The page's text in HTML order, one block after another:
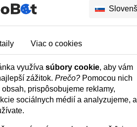
UŽITOČNÉ
Doprava a
Obchodné
Zásady
Viac o cookies
využíva súbory cookie, aby vám
zážitok. Prečo? Pomocou nich
prispôsobujeme reklamy,
sociálnych médií a analyzujeme,